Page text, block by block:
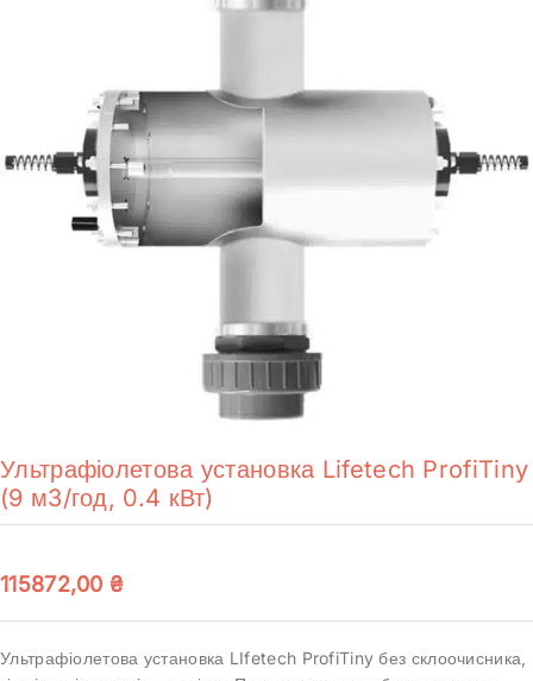
Ультрафіолетова установка Lifetech ProfiTiny
(9 м3/год, 0.4 кВт)
115872,00 ₴
Ультрафіолетова установка LIfetech ProfiTiny без склоочисника,